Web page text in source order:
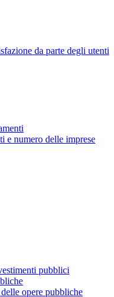
da parte degli utenti
e numero delle imprese
pubblici
opere pubbliche